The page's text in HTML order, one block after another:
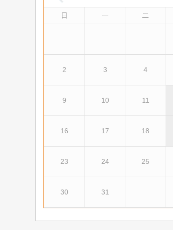
日 一 二
2 3 4
9 10 11
16 17 18
23 24 25
30 31